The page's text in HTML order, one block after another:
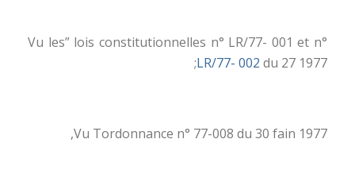
Vu les” lois constitutionnelles n° LR/77- 001 et n°
LR/77- 002 du 27 1977;
Vu Tordonnance n° 77-008 du 30 fain 1977,